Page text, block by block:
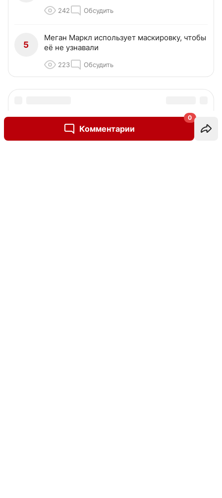
Комментарии
0
242 Обсудить
5
Меган Маркл использует маскировку, чтобы
её не узнавали
223 Обсудить